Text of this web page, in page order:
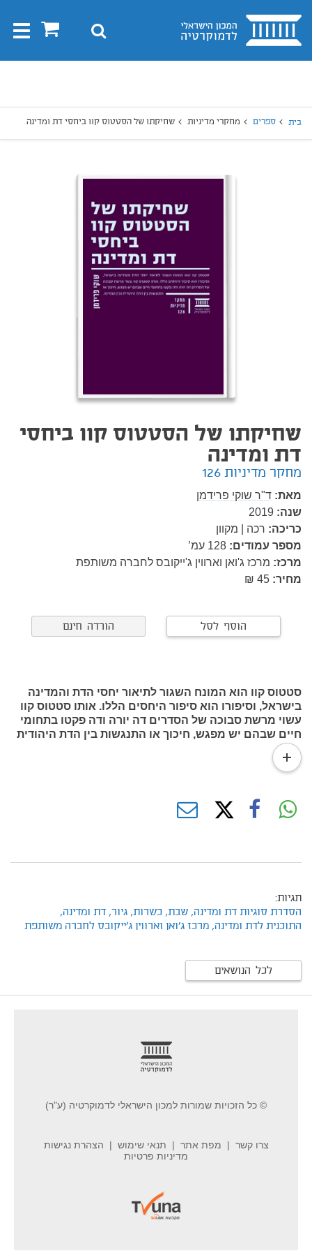
בית 0 חיפוש
בית ספרים מחקרי מדיניות שחיקתו של הסטטוס קוו ביחסי דת ומדינה
שחיקתו של הסטטוס קוו ביחסי
דת ומדינה
מחקר מדיניות 126
מאת: ד"ר שוקי פרידמן
שנה: 2019
כריכה: רכה | מקוון
מספר עמודים: 128 עמ’
מרכז: מרכז ג'ואן וארווין ג'ייקובס לחברה משותפת
מחיר:
הוסף לסל הורדה חינם
סטטוס קוו הוא המונח השגור לתיאור יחסי הדת והמדינה
בישראל, וסיפורו הוא סיפור היחסים הללו. אותו סטטוס קוו
עשוי מרשת סבוכה של הסדרים דה יורה ודה פקטו בתחומי
חיים שבהם יש מפגש, חיכוך או התנגשות בין הדת היהודית
ובין המדינה.
read
more
תגיות:
הסדרת סוגיות דת ומדינה, שבת, כשרות, גיור, דת ומדינה,
התוכנית לדת ומדינה, מרכז ג'ואן וארווין ג'ייקובס לחברה משותפת
לכל הנושאים
© כל הזכויות שמורות למכון הישראלי לדמוקרטיה (ע"ר)
צרו קשר מפת אתר תנאי שימוש
הצהרת נגישות
מדיניות פרטיות